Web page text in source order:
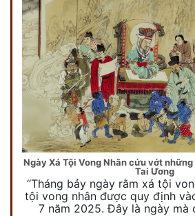
Ngày Xá Tội Vong Nhân cứu vớt những
Tai Ương
“Tháng bảy ngày rằm xá tội
tội vong nhân được quy định
7 năm 2025. Đây là ngày mà